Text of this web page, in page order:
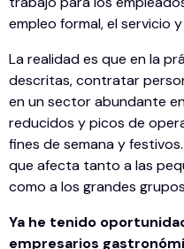
empleo formal, el servicio
La realidad es que en la
descritas, contratar
en un sector abundante
reducidos y picos de
fines de semana y
que afecta tanto a las
como a los grandes
Ya he tenido
empresarios